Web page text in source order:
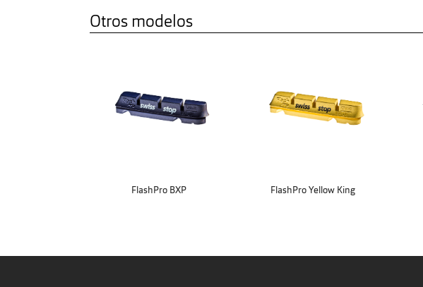
Otros modelos
FlashPro BXP FlashPro Yellow King